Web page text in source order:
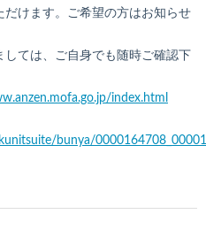
けます。ご希望の方はお知らせ
ては、ご自身でも随時ご確認下
index.html
bunya/